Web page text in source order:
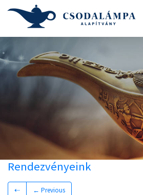
Rendezvényeink
⇠ ← Previous